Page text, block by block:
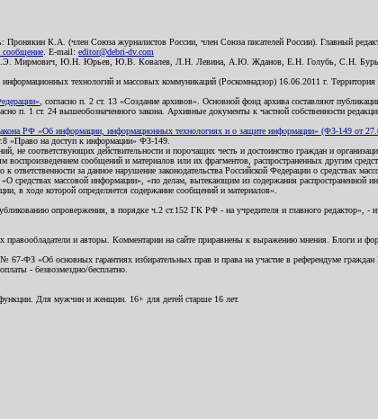
Пронякин К.А. (член Союза журналистов России, член Союза писателей России). Главный
сообщение . E-mail: editor@debri-dv.com
А.Э. Мирмович, Ю.Н. Юрьев, Ю.В. Ковалев, Л.Н. Левина, А.Ю. Жданов, Е.Н. Голубь, С.Н.
технологий и массовых коммуникаций (Роскомнадзор) 16.06.2011 г. Территория
, согласно п. 2 ст. 13 «Создание архивов». Основной фонд архива составляют
1 ст. 24 вышеобозначенного закона. Архивные документы к частной собственности
РФ «Об информации, информационных технологиях и о защите информации» (ФЗ-149 от
«Право на доступ к информации» ФЗ-149.
не соответствующих действительности и порочащих честь и достоинство граждан и
сообщений и материалов или их фрагментов, распространенных другим
за данное нарушение законодательства Российской Федерации о средствах
массовой информации», «по делам, вытекающим из содержания распространенной
в ходе которой определяется содержание сообщений и материалов».
опровержения, в порядке ч.2 ст.152 ГК РФ - на учредителя и главного редактор», -
правообладатели и авторы. Комментарии на сайте приравнены к выражению мнения. Блоги и
ФЗ «Об основных гарантиях избирательных прав и права на участие в референдуме граждан
- безвозмездно/бесплатно.
функции. Для мужчин и женщин. 16+ для детей старше 16 лет.